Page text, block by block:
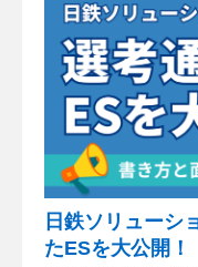
日鉄ソリューシ
たESを大公開！